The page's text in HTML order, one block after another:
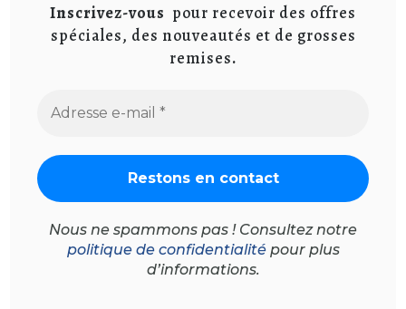
Inscrivez-vous pour recevoir des offres
spéciales, des nouveautés et de grosses
remises.
Nous ne spammons pas ! Consultez notre
politique de confidentialitépour plus
d’informations.